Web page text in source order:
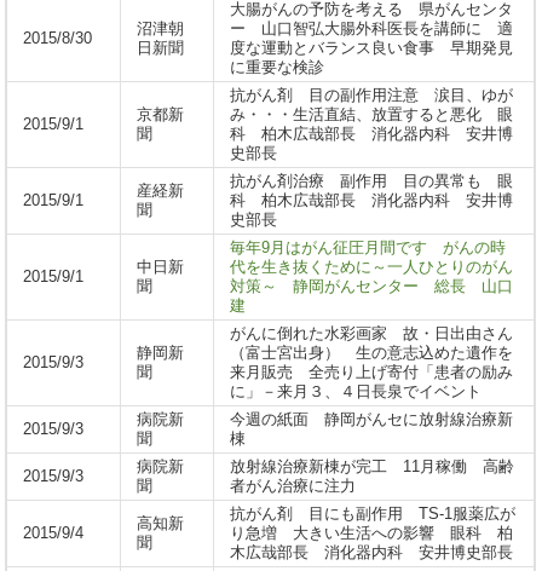
2015/8/30
沼津朝
日新聞
大腸がんの予防を考える 県がんセンタ
ー 山口智弘大腸外科医長を講師に 適
度な運動とバランス良い食事 早期発見
に重要な検診
2015/9/1
京都新
聞
抗がん剤 目の副作用注意 涙目、ゆが
み・・・生活直結、放置すると悪化 眼
科 柏木広哉部長 消化器内科 安井博
史部長
2015/9/1
産経新
聞
抗がん剤治療 副作用 目の異常も 眼
科 柏木広哉部長 消化器内科 安井博
史部長
2015/9/1
中日新
聞
毎年9月はがん征圧月間です がんの時
代を生き抜くために～一人ひとりのがん
対策～ 静岡がんセンター 総長 山口
建
2015/9/3
静岡新
聞
がんに倒れた水彩画家 故・日出由さん
（富士宮出身） 生の意志込めた遺作を
来月販売 全売り上げ寄付「患者の励み
に」－来月３、４日長泉でイベント
2015/9/3
病院新
聞
今週の紙面 静岡がんセに放射線治療新
棟
2015/9/3
病院新
聞
放射線治療新棟が完工 11月稼働 高齢
者がん治療に注力
2015/9/4
高知新
聞
抗がん剤 目にも副作用 TS-1服薬広が
り急増 大きい生活への影響 眼科 柏
木広哉部長 消化器内科 安井博史部長